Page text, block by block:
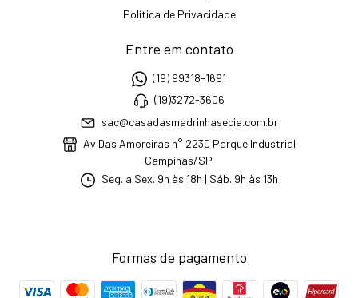
Política de Privacidade
Entre em contato
(19) 99318-1691
(19)3272-3606
sac@casadasmadrinhasecia.com.br
Av Das Amoreiras n° 2230 Parque Industrial
Campinas/SP
Seg. a Sex. 9h às 18h | Sáb. 9h às 13h
Formas de pagamento